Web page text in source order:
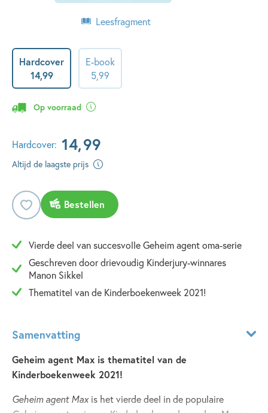
Leesfragment
Hardcover
14,99
E-book
5,99
Op voorraad
Hardcover: 14,99
Altijd de laagste prijs
Bestellen
Vierde deel van succesvolle Geheim agent oma-serie
Geschreven door drievoudig Kinderjury-winnares
Manon Sikkel
Thematitel van de Kinderboekenweek 2021!
Samenvatting
Geheim agent Max is thematitel van de
Kinderboekenweek 2021!
Geheim agent Maxis het vierde deel in de populaire